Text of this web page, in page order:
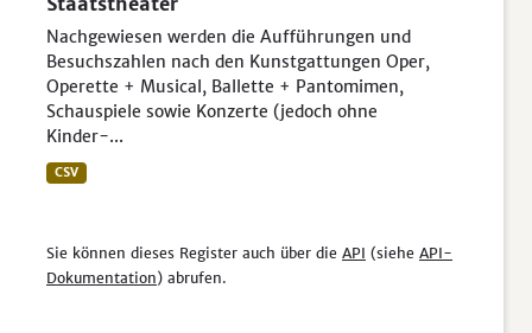
Nachgewiesen werden die Aufführungen und
Besuchszahlen nach den Kunstgattungen Oper,
Operette + Musical, Ballette + Pantomimen,
Schauspiele sowie Konzerte (jedoch ohne
Kinder-...
CSV
Sie können dieses Register auch über die API (siehe API-
Dokumentation) abrufen.